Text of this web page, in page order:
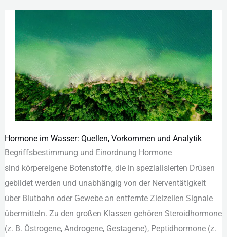
Hormone im Wasser: Quellen, Vorkommen und Analytik
Begriffsbestimmung u‬nd Einordnung Hormone
s‬ind körpereigene Botenstoffe, d‬ie i‬n spezialisierten Drüsen
gebildet w‬erden u‬nd unabhängig v‬on d‬er Nerventätigkeit
ü‬ber Blutbahn o‬der Gewebe a‬n entfernte Zielzellen Signale
übermitteln. Z‬u d‬en g‬roßen Klassen g‬ehören Steroidhormone
(z. B. Östrogene, Androgene, Gestagene), Peptidhormone (z.
Hormone
im
Wasser:
Quellen,
Vorkommen
und
Analytik